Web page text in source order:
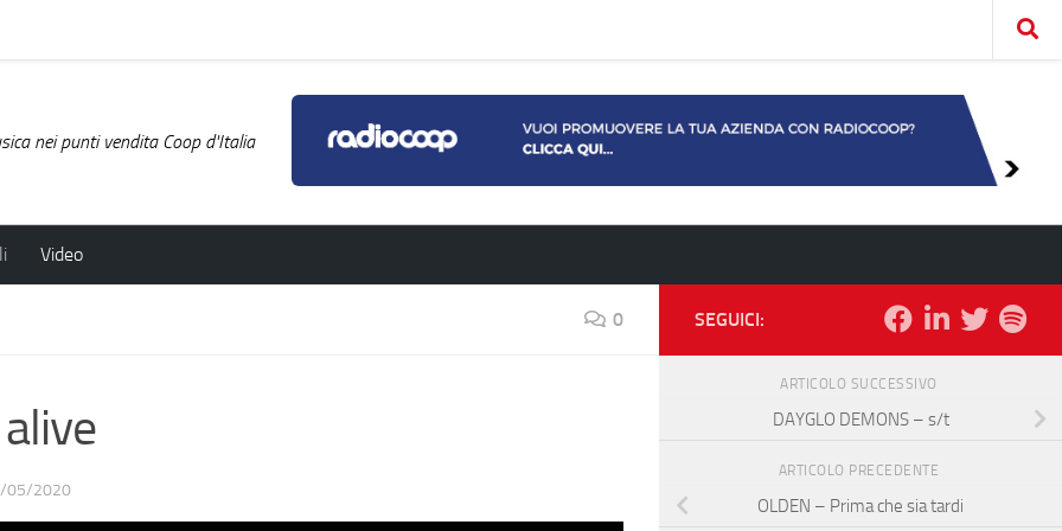
nei punti vendita Coop d'Italia
Video
0
05/2020
SEGUICI:
ARTICOLO SUCCESSIVO
DAYGLO DEMONS – s/t
ARTICOLO PRECEDENTE
OLDEN – Prima che sia tardi